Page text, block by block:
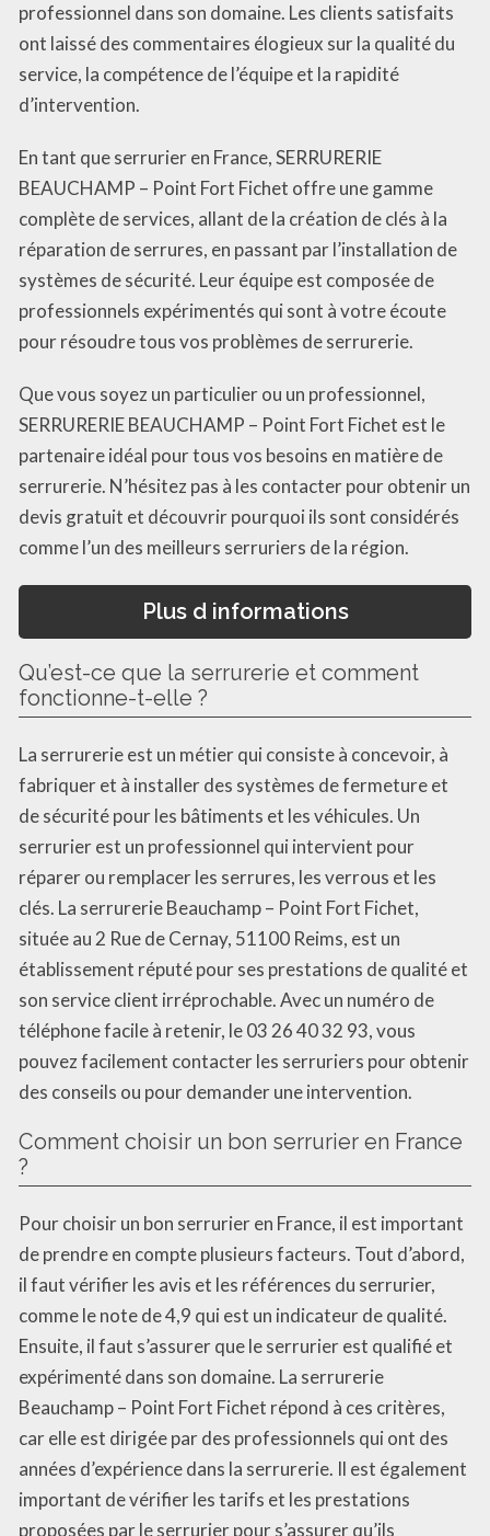
professionnel dans son domaine. Les clients satisfaits
ont laissé des commentaires élogieux sur la qualité du
service, la compétence de l’équipe et la rapidité
d’intervention.
En tant que serrurier en France, SERRURERIE
BEAUCHAMP – Point Fort Fichet offre une gamme
complète de services, allant de la création de clés à la
réparation de serrures, en passant par l’installation de
systèmes de sécurité. Leur équipe est composée de
professionnels expérimentés qui sont à votre écoute
pour résoudre tous vos problèmes de serrurerie.
Que vous soyez un particulier ou un professionnel,
SERRURERIE BEAUCHAMP – Point Fort Fichet est le
partenaire idéal pour tous vos besoins en matière de
serrurerie. N’hésitez pas à les contacter pour obtenir un
devis gratuit et découvrir pourquoi ils sont considérés
comme l’un des meilleurs serruriers de la région.
Plus d informations
Qu’est-ce que la serrurerie et comment
fonctionne-t-elle ?
La serrurerie est un métier qui consiste à concevoir, à
fabriquer et à installer des systèmes de fermeture et
de sécurité pour les bâtiments et les véhicules. Un
serrurier est un professionnel qui intervient pour
réparer ou remplacer les serrures, les verrous et les
clés. La serrurerie Beauchamp – Point Fort Fichet,
située au 2 Rue de Cernay, 51100 Reims, est un
établissement réputé pour ses prestations de qualité et
son service client irréprochable. Avec un numéro de
téléphone facile à retenir, le 03 26 40 32 93, vous
pouvez facilement contacter les serruriers pour obtenir
des conseils ou pour demander une intervention.
Comment choisir un bon serrurier en France
?
Pour choisir un bon serrurier en France, il est important
de prendre en compte plusieurs facteurs. Tout d’abord,
il faut vérifier les avis et les références du serrurier,
comme le note de 4,9 qui est un indicateur de qualité.
Ensuite, il faut s’assurer que le serrurier est qualifié et
expérimenté dans son domaine. La serrurerie
Beauchamp – Point Fort Fichet répond à ces critères,
car elle est dirigée par des professionnels qui ont des
années d’expérience dans la serrurerie. Il est également
important de vérifier les tarifs et les prestations
proposées par le serrurier pour s’assurer qu’ils